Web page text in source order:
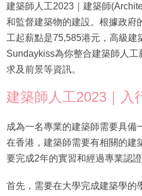
建築師人工2023｜建築師
和監督建築物的建設。根據政府
工起薪點是75,585港元，高級建
Sundaykiss為你整合建築師人
求及前景等資訊。
建築師人工2023｜入
成為一名專業的建築師需要具備
在香港，建築師需要有相關的建
要完成2年的實習和經過專業認證
首先，需要在大學完成建築學的